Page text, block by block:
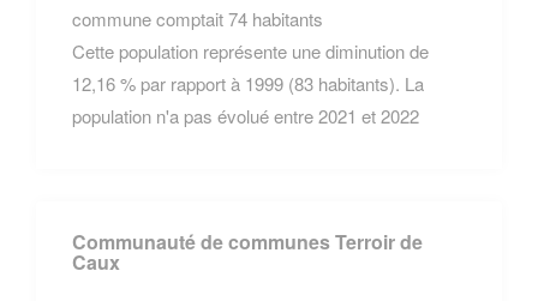
commune comptait 74 habitants
Cette population représente une diminution de
12,16 % par rapport à 1999 (83 habitants). La
population n'a pas évolué entre 2021 et 2022
Communauté de communes Terroir de
Caux